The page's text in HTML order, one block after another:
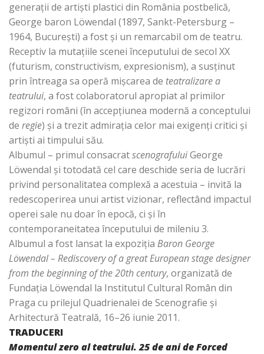
generaţii de artişti plastici din România postbelică,
George baron Löwendal (1897, Sankt-Petersburg –
1964, Bucureşti) a fost şi un remarcabil om de teatru.
Receptiv la mutaţiile scenei începutului de secol XX
(futurism, constructivism, expresionism), a susţinut
prin întreaga sa operă mişcarea de teatralizare a
teatrului, a fost colaboratorul apropiat al primilor
regizori români (în accepţiunea modernă a conceptului
de regie) şi a trezit admiraţia celor mai exigenţi critici şi
artişti ai timpului său.
Albumul – primul consacratscenografuluiGeorge
Löwendal şi totodată cel care deschide seria de lucrări
privind personalitatea complexă a acestuia – invită la
redescoperirea unui artist vizionar, reflectând impactul
operei sale nu doar în epocă, ci şi în
contemporaneitatea începutului de mileniu 3.
Albumul a fost lansat la expoziţia Baron George
Löwendal – Rediscovery of a great European stage designer
from the beginning of the 20th century, organizată de
Fundaţia Löwendal la Institutul Cultural Român din
Praga cu prilejul Quadrienalei de Scenografie şi
Arhitectură Teatrală, 16–26 iunie 2011.
TRADUCERI
Momentul zero al teatrului. 25 de ani de Forced